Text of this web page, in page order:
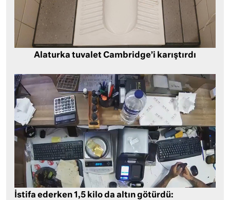
Alaturka tuvalet Cambridge’i karıştırdı
İstifa ederken 1,5 kilo da altın götürdü: